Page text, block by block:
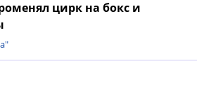
цирк на бокс и